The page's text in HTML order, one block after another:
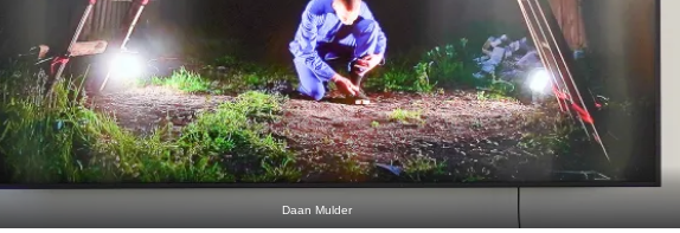
Daan Mulder